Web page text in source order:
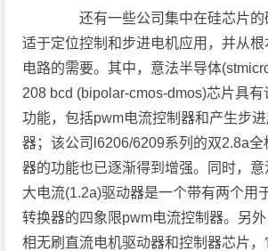
还有一些公司集中在硅芯片的
适于定位控制和步进电机应用，并从
电路的需要。其中，意法半导体
208 bcd (bipolar-cmos-dmos)芯片具
功能，包括pwm电流控制器和产生步
器；该公司l6206/6209系列的双2.8a全
器的功能也已逐渐得到增强。同时，
大电流(1.2a)驱动器是一个带有两个用
转换器的四象限pwm电流控制器。另
相无刷直流电机驱动器和控制器芯片